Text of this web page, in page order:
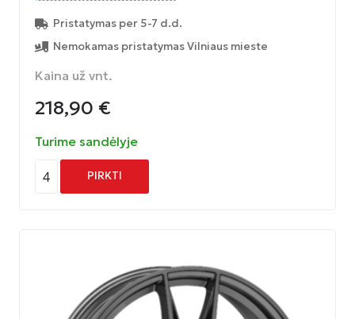
Pristatymas per 5-7 d.d.
Nemokamas pristatymas Vilniaus mieste
Kaina už vnt.
218,90 €
Turime sandėlyje
4 PIRKTI